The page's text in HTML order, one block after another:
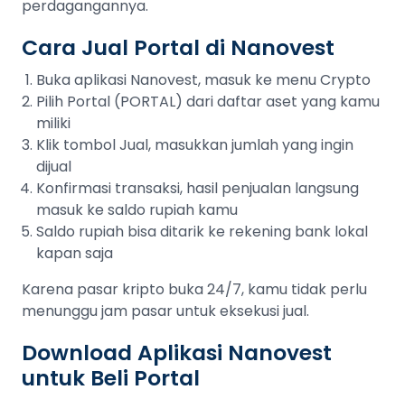
perdagangannya.
Cara Jual Portal di Nanovest
Buka aplikasi Nanovest, masuk ke menu Crypto
Pilih Portal (PORTAL) dari daftar aset yang kamu
miliki
Klik tombol Jual, masukkan jumlah yang ingin
dijual
Konfirmasi transaksi, hasil penjualan langsung
masuk ke saldo rupiah kamu
Saldo rupiah bisa ditarik ke rekening bank lokal
kapan saja
Karena pasar kripto buka 24/7, kamu tidak perlu
menunggu jam pasar untuk eksekusi jual.
Download Aplikasi Nanovest
untuk Beli Portal